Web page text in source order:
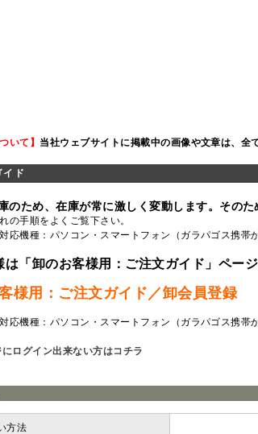
いて】 当社ウェブサイトに掲載中の画像や文章は、全
ガイド
のため、在庫が常に激しく変動します。そのた
の手順をよくご覧下さい。
応機種：パソコン・スマートフォン（ガラパゴス携帯
は「卸のお客様用：ご注文ガイド」ページ
様用：ご注文ガイド／卸会員登録
応機種：パソコン・スマートフォン（ガラパゴス携帯
ログイン出来ない方はコチラ
法 詳